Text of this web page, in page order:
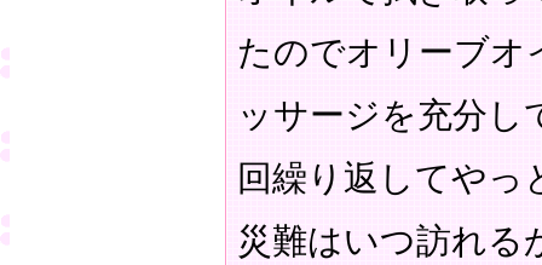
たのでオリーブオ
ッサージを充分し
回繰り返してやっ
災難はいつ訪れ